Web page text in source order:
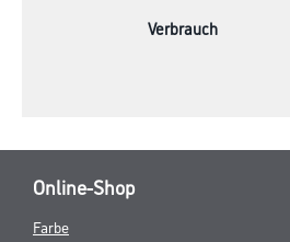
Verbrauch
Online-Shop
Farbe